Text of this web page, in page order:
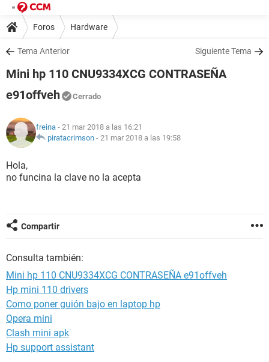
Foros Hardware
Tema Anterior Siguiente Tema
Mini hp 110 CNU9334XCG CONTRASEÑA
e91offveh
Cerrado
freina - 21 mar 2018 a las 16:21
piratacrimson - 21 mar 2018 a las 19:58
Hola,
no funcina la clave no la acepta
Compartir
Consulta también:
Mini hp 110 CNU9334XCG CONTRASEÑA e91offveh
Hp mini 110 drivers
Como poner guión bajo en laptop hp
Opera mini
Clash mini apk
Hp support assistant